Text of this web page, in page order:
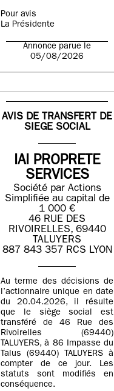
Pour avis
La Présidente
Annonce parue le
05/08/2026
AVIS DE TRANSFERT DE
SIEGE SOCIAL
IAI PROPRETE
SERVICES
Société par Actions
Simplifiée au capital de
1 000 €
46 RUE DES
RIVOIRELLES, 69440
TALUYERS
887 843 357 RCS LYON
Au terme des décisions de
l’actionnaire unique en date
du 20.04.2026, il résulte
que le siège social est
transféré de 46 Rue des
Rivoirelles (69440)
TALUYERS, à 86 Impasse du
Talus (69440) TALUYERS à
compter de ce jour. Les
statuts sont modifiés en
conséquence.